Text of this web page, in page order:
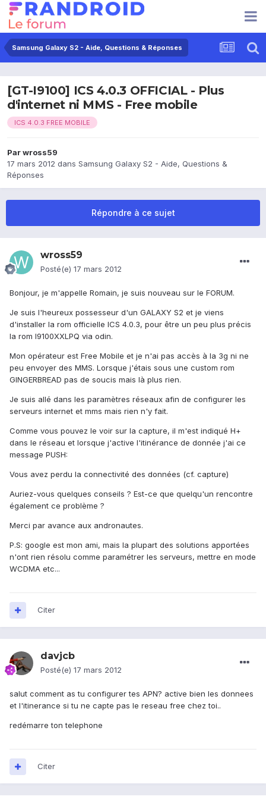
Samsung Galaxy S2 - Aide, Questions & Réponses
[GT-I9100] ICS 4.0.3 OFFICIAL - Plus
d'internet ni MMS - Free mobile
ICS 4.0.3 FREE MOBILE
Parwross59
17 mars 2012 dans Samsung Galaxy S2 - Aide, Questions &
Réponses
Répondre à ce sujet
wross59
Posté(e) 17 mars 2012
Bonjour, je m'appelle Romain, je suis nouveau sur le FORUM.
Je suis l'heureux possesseur d'un GALAXY S2 et je viens
d'installer la rom officielle ICS 4.0.3, pour être un peu plus précis
la rom I9100XXLPQ via odin.
Mon opérateur est Free Mobile et je n'ai pas accès à la 3g ni ne
peu envoyer des MMS. Lorsque j'étais sous une custom rom
GINGERBREAD pas de soucis mais là plus rien.
Je suis allé dans les paramètres réseaux afin de configurer les
serveurs internet et mms mais rien n'y fait.
Comme vous pouvez le voir sur la capture, il m'est indiqué H+
dans le réseau et lorsque j'active l'itinérance de donnée j'ai ce
message PUSH:
Vous avez perdu la connectivité des données (cf. capture)
Auriez-vous quelques conseils ? Est-ce que quelqu'un rencontre
également ce problème ?
Merci par avance aux andronautes.
P.S: google est mon ami, mais la plupart des solutions apportées
n'ont rien résolu comme paramétrer les serveurs, mettre en mode
WCDMA etc...
Citer
davjcb
Posté(e) 17 mars 2012
salut comment as tu configurer tes APN? active bien les donnees
et l'itinerance si tu ne capte pas le reseau free chez toi..
redémarre ton telephone
Citer